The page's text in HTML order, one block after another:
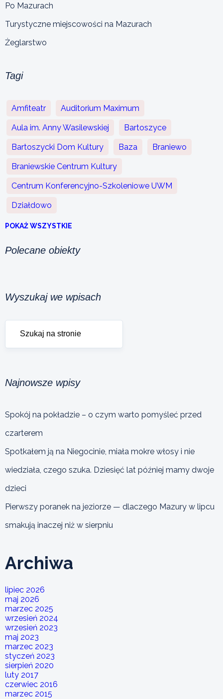
Po Mazurach
Turystyczne miejscowości na Mazurach
Żeglarstwo
Tagi
Amfiteatr Auditorium Maximum
Aula im. Anny Wasilewskiej Bartoszyce
Bartoszycki Dom Kultury Baza Braniewo
Braniewskie Centrum Kultury
Centrum Konferencyjno-Szkoleniowe UWM
Działdowo
POKAŻ WSZYSTKIE
Polecane obiekty
Wyszukaj we wpisach
Najnowsze wpisy
Spokój na pokładzie – o czym warto pomyśleć przed
czarterem
Spotkałem ją na Niegocinie, miała mokre włosy i nie
wiedziała, czego szuka. Dziesięć lat później mamy dwoje
dzieci
Pierwszy poranek na jeziorze — dlaczego Mazury w lipcu
smakują inaczej niż w sierpniu
Archiwa
lipiec 2026
maj 2026
marzec 2025
wrzesień 2024
wrzesień 2023
maj 2023
marzec 2023
styczeń 2023
sierpień 2020
luty 2017
czerwiec 2016
marzec 2015